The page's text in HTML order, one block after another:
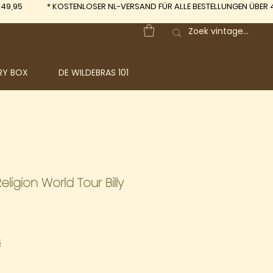
BOX DE WILDEBRAS 101
49,95
*KOSTENLOSER NL-VERSAND FÜR ALLE BESTELLUNGEN
World Tour Billy